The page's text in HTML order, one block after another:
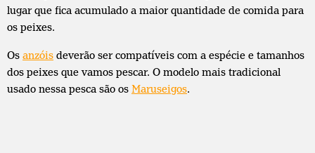
lugar que fica acumulado a maior quantidade de comida para
os peixes.
Os anzóis deverão ser compatíveis com a espécie e tamanhos
dos peixes que vamos pescar. O modelo mais tradicional
usado nessa pesca são os Maruseigos.